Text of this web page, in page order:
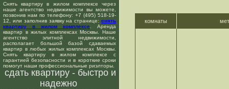
Снять квартиру в жилом комплексе через
наше агентство недвижимости вы можете,
позвонив нам по телефону: +7 (495) 518-19-
12, или заполнив заявку на странице: снять
квартиру в жилом комплексе . Аренда
квартир в жилых комплексах Москвы. Наше
агентство элитной недвижимости,
располагает большой базой сдаваемых
квартир в любых жилых комплексах Москвы.
Снять квартиру в жилом комплексе с
гарантией безопасности и в короткие сроки
помогут наши профессиональные риэлторы.
сдать квартиру - быстро и
надежно
комнаты